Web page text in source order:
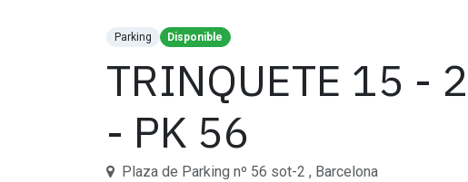
Parking Disponible
TRINQUETE 15 -
- PK 56
Plaza de Parking nº 56 sot-2 , Barcelona